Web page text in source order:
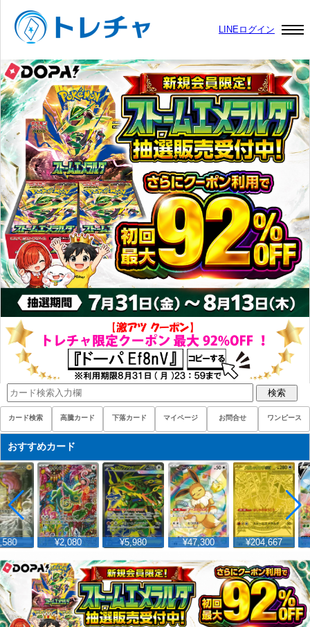
LINEログイン
検索
カード検索 高騰カード 下落カード マイページ お問合せ ワンピース
おすすめカード
¥2,080 ¥5,980 ¥47,300 ¥204,667